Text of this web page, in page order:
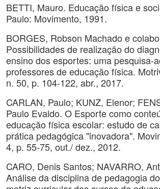
BETTI, Mauro. Educação física e
Paulo: Movimento, 1991.
BORGES, Robson Machado e
Possibilidades de realização do
ensino dos esportes: uma pesquisa-
professores de educação física.
n. 50, p. 104-122, abr., 2017.
CARLAN, Paulo; KUNZ, Elenor;
Paulo Evaldo. O Esporte como
educação física escolar: estudo de
prática pedagógica "inovadora".
4, p. 55-75, out./ dez., 2012.
CARO, Denis Santos; NAVARRO,
Análise da disciplina de pedagogia